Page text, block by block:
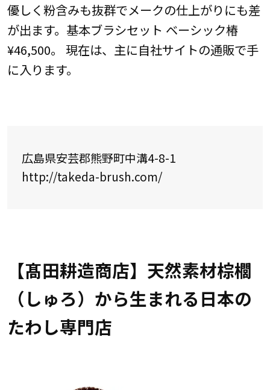
優しく粉含みも抜群でメークの仕上がりにも差
が出ます。基本ブラシセット ベーシック椿
¥46,500。 現在は、主に自社サイトの通販で手
に入ります。
広島県安芸郡熊野町中溝4-8-1
http://takeda-brush.com/
【髙田耕造商店】天然素材棕櫚
（しゅろ）から生まれる日本の
たわし専門店